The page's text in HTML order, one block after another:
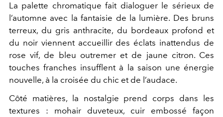
La palette chromatique fait dialoguer le sérieux de
l’automne avec la fantaisie de la lumière. Des bruns
terreux, du gris anthracite, du bordeaux profond et
du noir viennent accueillir des éclats inattendus de
rose vif, de bleu outremer et de jaune citron. Ces
touches franches insufflent à la saison une énergie
nouvelle, à la croisée du chic et de l’audace.
Côté matières, la nostalgie prend corps dans les
textures : mohair duveteux, cuir embossé façon